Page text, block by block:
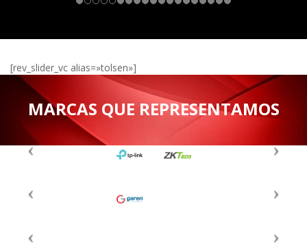
[rev_slider_vc alias=»tolsen»]
MARCAS QUE REPRESENTAMOS